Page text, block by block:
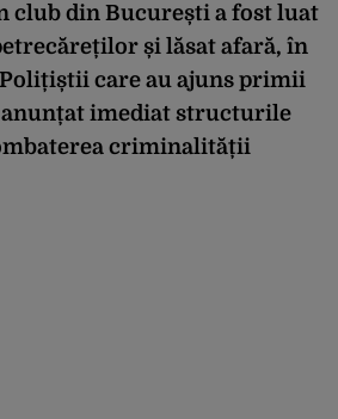
club din București a fost luat
și lăsat afară, în
care au ajuns primii
imediat structurile
criminalității